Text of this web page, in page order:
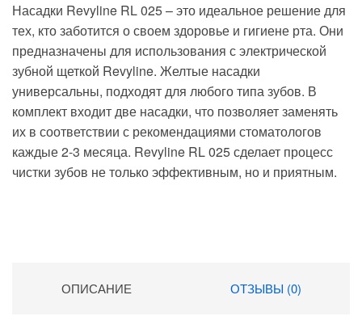
Насадки Revyline RL 025 – это идеальное решение для
тех, кто заботится о своем здоровье и гигиене рта. Они
предназначены для использования с электрической
зубной щеткой Revyline. Желтые насадки
универсальны, подходят для любого типа зубов. В
комплект входит две насадки, что позволяет заменять
их в соответствии с рекомендациями стоматологов
каждые 2-3 месяца. Revyline RL 025 сделает процесс
чистки зубов не только эффективным, но и приятным.
ОПИСАНИЕ ОТЗЫВЫ (0)